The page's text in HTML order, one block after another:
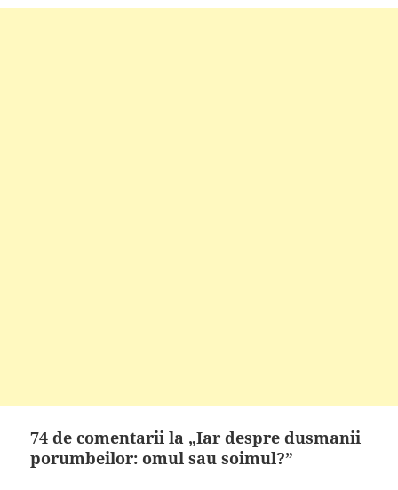
74 de comentarii la „Iar despre dusmanii
porumbeilor: omul sau soimul?”